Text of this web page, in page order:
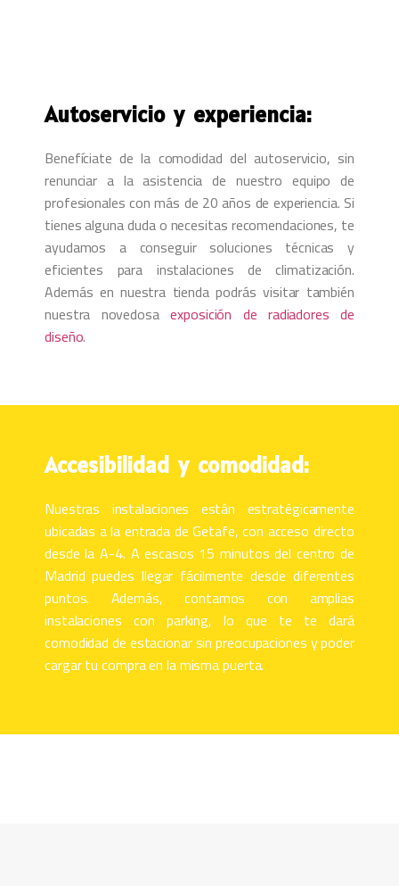
Autoservicio y experiencia:
Benefíciate de la comodidad del autoservicio, sin
renunciar a la asistencia de nuestro equipo de
profesionales con más de 20 años de experiencia. Si
tienes alguna duda o necesitas recomendaciones, te
ayudamos a conseguir soluciones técnicas y
eficientes para instalaciones de climatización.
Además en nuestra tienda podrás visitar también
nuestra novedosaexposición de radiadores de
diseño.
Accesibilidad y comodidad:
Nuestras instalaciones están estratégicamente
ubicadas a la entrada de Getafe, con acceso directo
desde la A-4. A escasos 15 minutos del centro de
Madrid puedes llegar fácilmente desde diferentes
puntos. Además, contamos con amplias
instalaciones con parking, lo que te te dará
comodidad de estacionar sin preocupaciones y poder
cargar tu compra en la misma puerta.